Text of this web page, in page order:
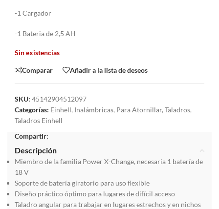
-1 Cargador
-1 Bateria de 2,5 AH
Sin existencias
Comparar Añadir a la lista de deseos
SKU: 45142904512097
Categorías: Einhell, Inalámbricas, Para Atornillar, Taladros,
Taladros Einhell
Compartir:
Descripción
Miembro de la familia Power X-Change, necesaria 1 batería de
18 V
Soporte de batería giratorio para uso flexible
Diseño práctico óptimo para lugares de difícil acceso
Taladro angular para trabajar en lugares estrechos y en nichos